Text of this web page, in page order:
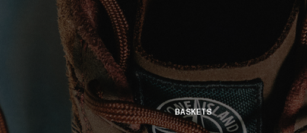
NAVIGATION.ARIA.GOTOMAINCONTENT
BASKETS